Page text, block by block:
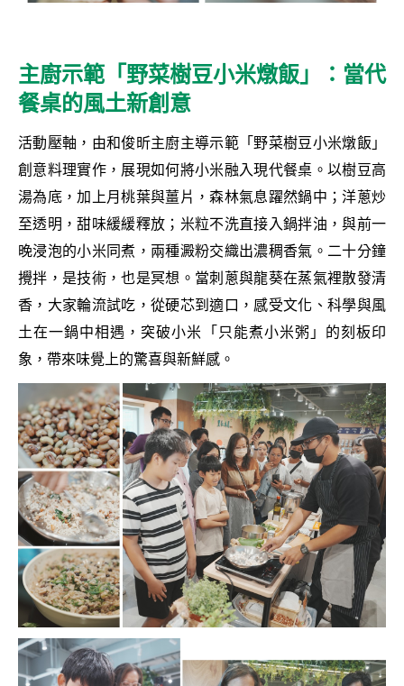
主廚示範「野菜樹豆小米燉飯」：當代
餐桌的風土新創意
活動壓軸，由和俊昕主廚主導示範「野菜樹豆小米燉飯」
創意料理實作，展現如何將小米融入現代餐桌。以樹豆高
湯為底，加上月桃葉與薑片，森林氣息躍然鍋中；洋蔥炒
至透明，甜味緩緩釋放；米粒不洗直接入鍋拌油，與前一
晚浸泡的小米同煮，兩種澱粉交織出濃稠香氣。二十分鐘
攪拌，是技術，也是冥想。當刺蔥與龍葵在蒸氣裡散發清
香，大家輪流試吃，從硬芯到適口，感受文化、科學與風
土在一鍋中相遇，突破小米「只能煮小米粥」的刻板印
象，帶來味覺上的驚喜與新鮮感。